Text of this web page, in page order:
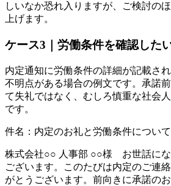
しいなか恐れ入りますが、ご検討の
上げます。
ケース3｜労働条件を確認した
内定通知に労働条件の詳細が記載さ
不明点がある場合の例文です。承諾
て失礼ではなく、むしろ慎重な社会
です。
件名：内定のお礼と労働条件につい
株式会社○○ 人事部 ○○様 お世話に
ございます。このたびは内定のご連
がとうございます。前向きに承諾の